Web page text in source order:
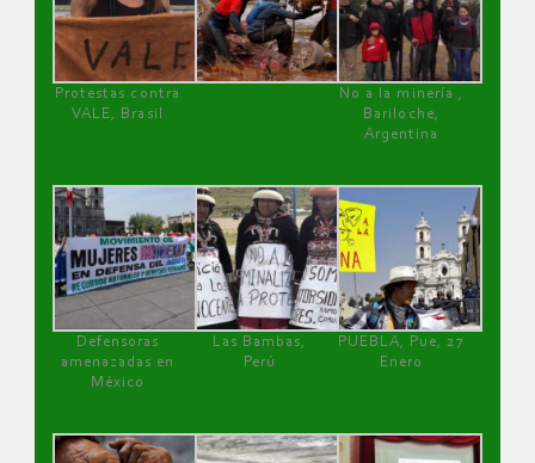
Protestas contra
VALE, Brasil
No a la minería ,
Bariloche,
Argentina
Defensoras
amenazadas en
México
Las Bambas,
Perú
PUEBLA, Pue, 27
Enero